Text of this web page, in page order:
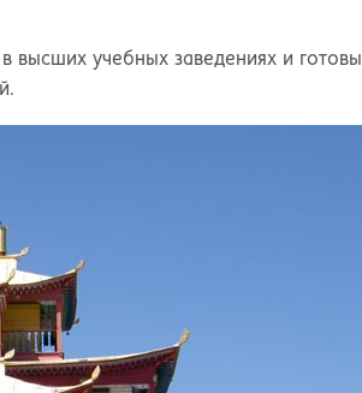
высших учебных заведениях и готовы